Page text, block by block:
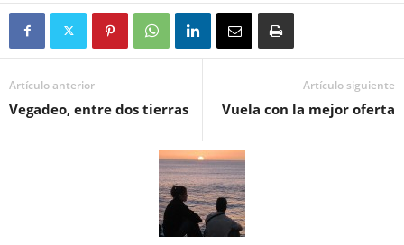
Artículo anterior
Vegadeo, entre dos tierras
Artículo siguiente
Vuela con la mejor oferta